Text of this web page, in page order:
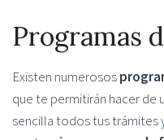
Programas
Existen numerosos
que te permitirán hacer de
sencilla todos tus trámites